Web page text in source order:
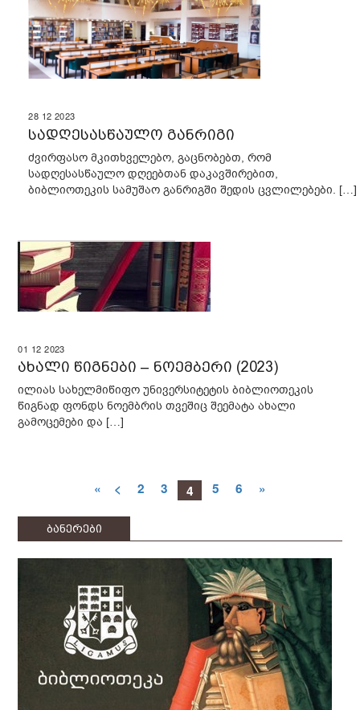
28 12 2023
სადღესასწაულო განრიგი
ძვირფასო მკითხველებო, გაცნობებთ, რომ
სადღესასწაულო დღეებთან დაკავშირებით,
ბიბლიოთეკის სამუშაო განრიგში შედის ცვლილებები. […]
01 12 2023
ახალი წიგნები – ნოემბერი (2023)
ილიას სახელმიწიფო უნივერსიტეტის ბიბლიოთეკის
წიგნად ფონდს ნოემბრის თვეშიც შეემატა ახალი
გამოცემები და […]
« < 2 3 4 5 6 »
ბანერები